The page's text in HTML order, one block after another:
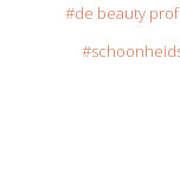
de beauty